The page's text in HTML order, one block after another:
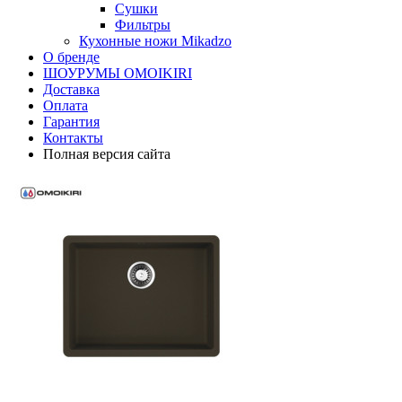
Сушки
Фильтры
Кухонные ножи Mikadzo
О бренде
ШОУРУМЫ OMOIKIRI
Доставка
Оплата
Гарантия
Контакты
Полная версия сайта